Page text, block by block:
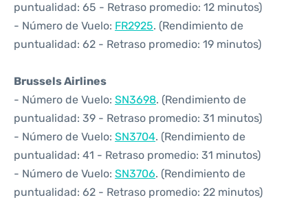
puntualidad: 65 - Retraso promedio: 12 minutos)
- Número de Vuelo: FR2925. (Rendimiento de
puntualidad: 62 - Retraso promedio: 19 minutos)
Brussels Airlines
- Número de Vuelo: SN3698. (Rendimiento de
puntualidad: 39 - Retraso promedio: 31 minutos)
- Número de Vuelo: SN3704. (Rendimiento de
puntualidad: 41 - Retraso promedio: 31 minutos)
- Número de Vuelo: SN3706. (Rendimiento de
puntualidad: 62 - Retraso promedio: 22 minutos)